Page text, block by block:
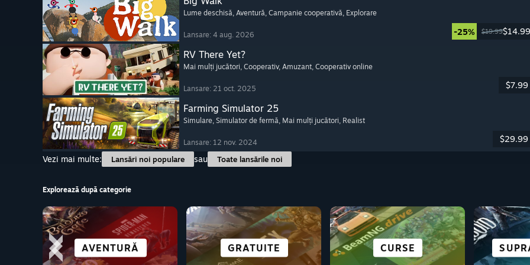
Lume deschisă, Aventură, Campanie cooperativă, Explorare
Lansare: 4 aug. 2026 -25% $19.99$14.99
RV There Yet?
Mai mulți jucători, Cooperativ, Amuzant, Cooperativ online
Lansare: 21 oct. 2025 $7.99
Farming Simulator 25
Simulare, Simulator de fermă, Mai mulți jucători, Realist
Lansare: 12 nov. 2024
$29.99
Vezi mai multe:
Lansări noi populare sau Toate lansările noi
Explorează după categorie
AVENTURĂ GRATUITE CURSE
ACȚIUNE
IMPECABILE PE
DECK
POVEȘTI COMPLEXE SF ȘI
COOPERATIVE ROMANE VIZUALE ANIME
SIMULARE TOATE SPORTURILE ORAȘE ȘI AȘEZĂRI